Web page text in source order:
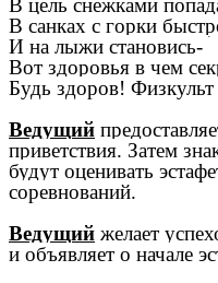
В цель снежками
В санках с горки
И на лыжи становись-
Вот здоровья в чем
Будь здоров! Физкульт
Ведущий
приветствия. Затем
будут оценивать
соревнований.
Ведущий желает
и объявляет о начале